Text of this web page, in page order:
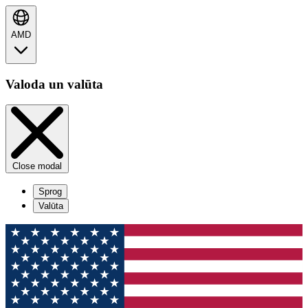
AMD
Valoda un valūta
Close modal
Sprog
Valūta